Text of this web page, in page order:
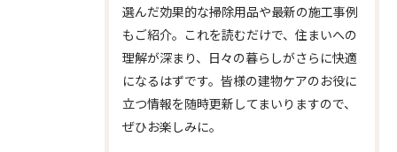
選んだ効果的な掃除用品や最新の施工事例
もご紹介。これを読むだけで、住まいへの
理解が深まり、日々の暮らしがさらに快適
になるはずです。皆様の建物ケアのお役に
立つ情報を随時更新してまいりますので、
ぜひお楽しみに。